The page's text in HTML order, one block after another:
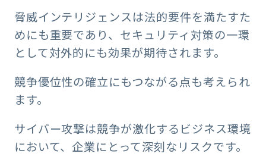
脅威インテリジェンスは法的要件を満たすた
めにも重要であり、セキュリティ対策の一環
として対外的にも効果が期待されます。
競争優位性の確立にもつながる点も考えられ
ます。
サイバー攻撃は競争が激化するビジネス環境
において、企業にとって深刻なリスクです。